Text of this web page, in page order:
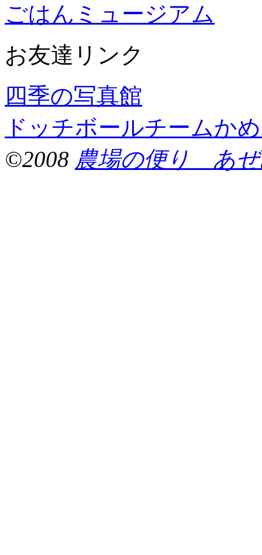
ごはんミュージアム
お友達リンク
四季の写真館
ドッチボールチームか
©2008 農場の便り あぜ